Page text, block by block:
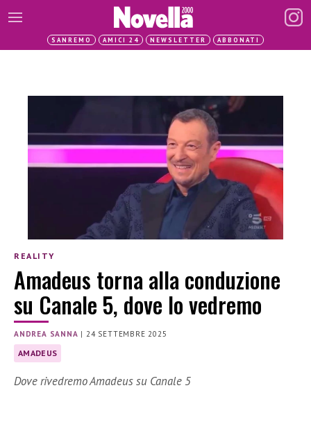
SANREMO AMICI 24 NEWSLETTER ABBONATI
REALITY
Amadeus torna alla conduzione
su Canale 5, dove lo vedremo
ANDREA SANNA |24 SETTEMBRE 2025
AMADEUS
Dove rivedremo Amadeus su Canale 5